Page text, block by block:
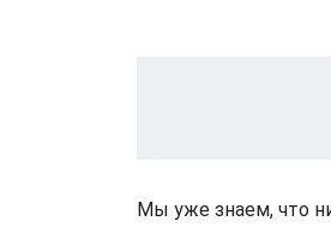
Мы уже знаем, что